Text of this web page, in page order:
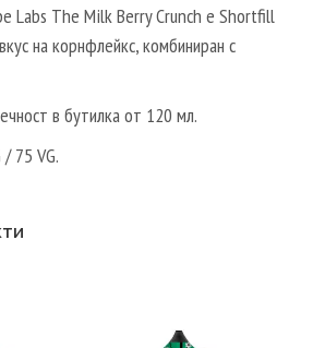
Labs The Milk Berry Crunch е Shortfill
на корнфлейкс, комбиниран с
в бутилка от 120 мл.
75 VG.